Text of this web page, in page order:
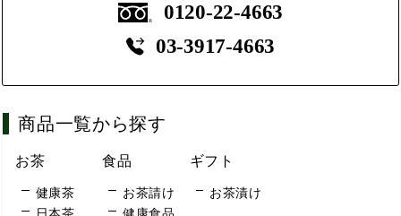
0120-22-4663
03-3917-4663
商品一覧から探す
お茶
健康茶
食品
お茶請け
ギフト
お茶漬け